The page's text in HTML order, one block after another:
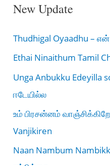
New Update
Thudhigal Oyaadhu –
Ethai Ninaithum Tamil
Unga Anbukku Edeyilla
ஈடேயில்ல
உம் பிரசன்னம்
Vanjikiren
Naan Nambum